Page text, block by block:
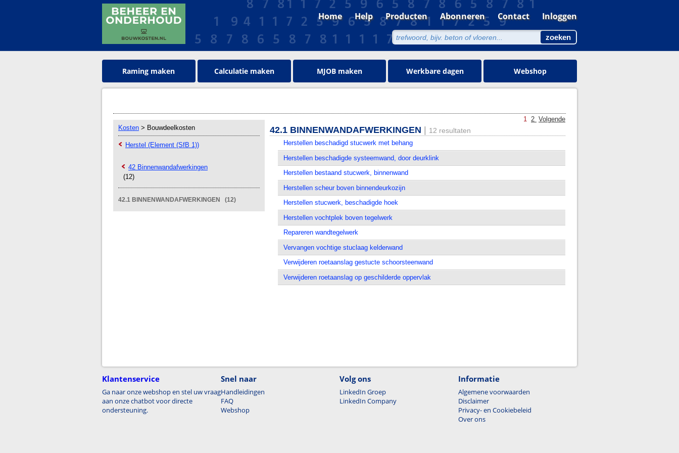
Home Help Producten Abonneren Contact Inloggen
Raming maken Calculatie maken MJOB maken Werkbare dagen Webshop
Kosten > Bouwdeelkosten
Herstel (Element (SfB 1))
42 Binnenwandafwerkingen
(12)
42.1 BINNENWANDAFWERKINGEN (12)
1 2 Volgende
42.1 BINNENWANDAFWERKINGEN 12 resultaten
Herstellen beschadigd stucwerk met behang
Herstellen beschadigde systeemwand, door deurklink
Herstellen bestaand stucwerk, binnenwand
Herstellen scheur boven binnendeurkozijn
Herstellen stucwerk, beschadigde hoek
Herstellen vochtplek boven tegelwerk
Repareren wandtegelwerk
Vervangen vochtige stuclaag kelderwand
Verwijderen roetaanslag gestucte schoorsteenwand
Verwijderen roetaanslag op geschilderde oppervlak
Klantenservice
Ga naar onze webshop en stel uw vraag
aan onze chatbot voor directe
ondersteuning.
Snel naar
Handleidingen
FAQ
Webshop
Volg ons
LinkedIn Groep
LinkedIn Company
Informatie
Algemene voorwaarden
Disclaimer
Privacy- en Cookiebeleid
Over ons